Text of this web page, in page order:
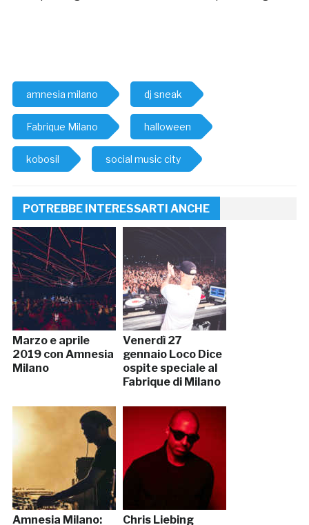
amnesia milano dj sneak
Fabrique Milano halloween
kobosil social music city
POTREBBE INTERESSARTI ANCHE
Marzo e aprile
2019 con Amnesia
Milano
Venerdì 27
gennaio Loco Dice
ospite speciale al
Fabrique di Milano
Amnesia Milano: Chris Liebing